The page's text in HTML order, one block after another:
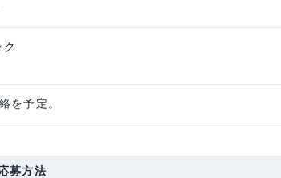
を予定。
募方法